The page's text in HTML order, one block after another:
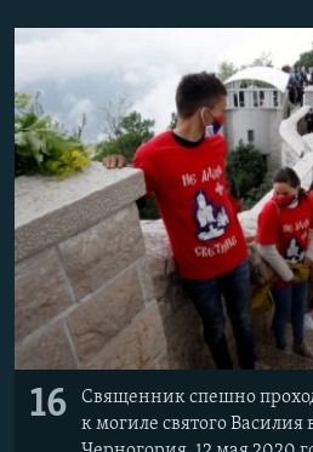
16
Священник спешно
к могиле святого